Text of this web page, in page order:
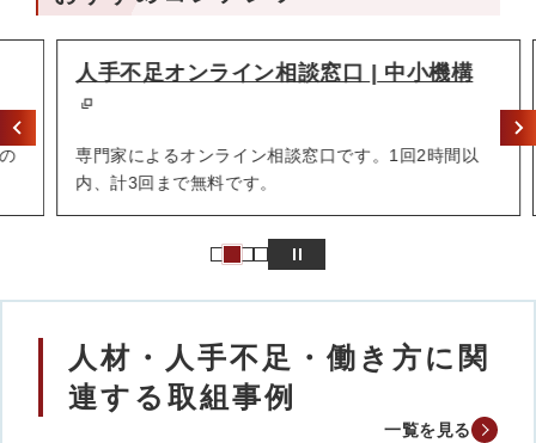
人手不足オンライン相談窓口 | 中小機構
専門家によるオンライン相談窓口です。1回2時間以
内、計3回まで無料です。
人材・人手不足・働き方に関
連する取組事例
一覧を見る